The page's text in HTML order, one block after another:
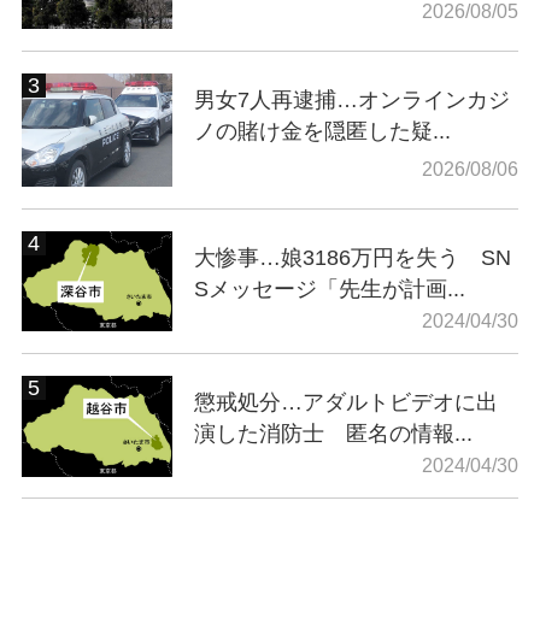
2026/08/05
男女7人再逮捕…オンラインカジ
ノの賭け金を隠匿した疑...
2026/08/06
大惨事…娘3186万円を失う SN
Sメッセージ「先生が計画...
2024/04/30
懲戒処分…アダルトビデオに出
演した消防士 匿名の情報...
2024/04/30